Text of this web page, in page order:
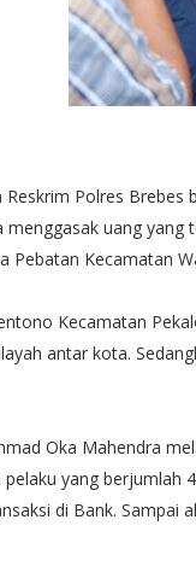
Polres
menggasak uang
Pebatan Kecamatan
Kecamatan
antar kota.
Oka Mahendra
yang
di Bank. Sampai